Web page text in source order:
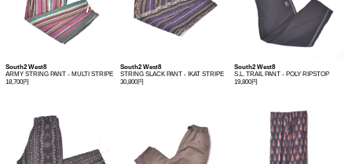
South2 West8
ARMY STRING PANT - MULTI STRIPE
18,700円
South2 West8
STRING SLACK PANT - IKAT STRIPE
30,800円
South2 West8
S.L. TRAIL PANT - POLY RIPSTOP
19,800円